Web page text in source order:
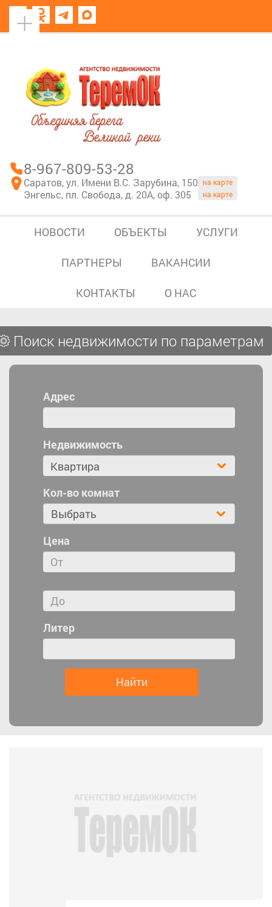
8-967-809-53-28
Саратов, ул. Имени В.С. Зарубина, 150 на карте
Энгельс, пл. Свобода, д. 20А, оф. 305 на карте
НОВОСТИ ОБЪЕКТЫ УСЛУГИ
ПАРТНЕРЫ ВАКАНСИИ
КОНТАКТЫ О НАС
Поиск недвижимости по параметрам
Адрес
Недвижимость
Кол-во комнат
Выбрать
Цена
Литер